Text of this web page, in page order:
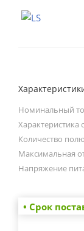
Номинальный
Характеристика
Количество
Максимальная
Напряжение
• Cрок